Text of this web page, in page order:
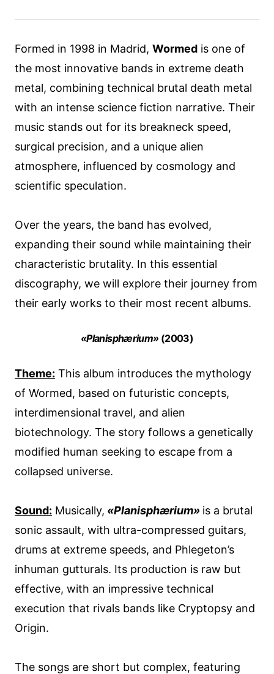
Formed in 1998 in Madrid, Wormed is one of
the most innovative bands in extreme death
metal, combining technical brutal death metal
with an intense science fiction narrative. Their
music stands out for its breakneck speed,
surgical precision, and a unique alien
atmosphere, influenced by cosmology and
scientific speculation.
Over the years, the band has evolved,
expanding their sound while maintaining their
characteristic brutality. In this essential
discography, we will explore their journey from
their early works to their most recent albums.
«Planisphærium» (2003)
Theme: This album introduces the mythology
of Wormed, based on futuristic concepts,
interdimensional travel, and alien
biotechnology. The story follows a genetically
modified human seeking to escape from a
collapsed universe.
Sound: Musically, «Planisphærium» is a brutal
sonic assault, with ultra-compressed guitars,
drums at extreme speeds, and Phlegeton’s
inhuman gutturals. Its production is raw but
effective, with an impressive technical
execution that rivals bands like Cryptopsy and
Origin.
The songs are short but complex, featuring